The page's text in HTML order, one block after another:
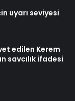
uyarı seviyesi
edilen Kerem
savcılık ifadesi